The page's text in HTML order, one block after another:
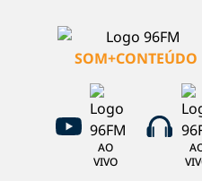
SOM+CONTEÚDO
AO
VIVO